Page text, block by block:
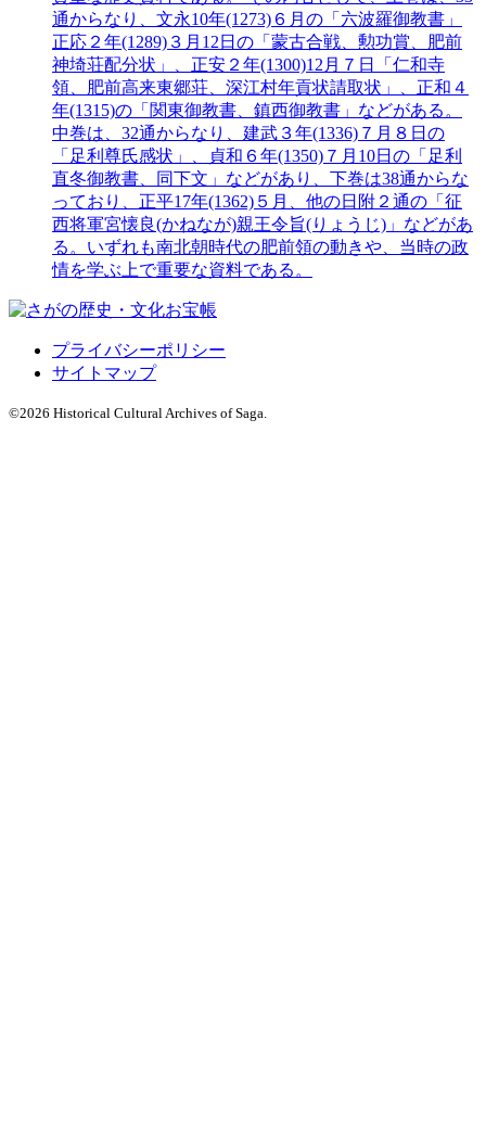
通からなり、文永10年(1273)６月の「六波羅御教書」
正応２年(1289)３月12日の「蒙古合戦、勲功賞、肥前
神埼荘配分状」、正安２年(1300)12月７日「仁和寺
領、肥前高来東郷荘、深江村年貢状請取状」、正和４
年(1315)の「関東御教書、鎮西御教書」などがある。
中巻は、32通からなり、建武３年(1336)７月８日の
「足利尊氏感状」、貞和６年(1350)７月10日の「足利
直冬御教書、同下文」などがあり、下巻は38通からな
っており、正平17年(1362)５月、他の日附２通の「征
西将軍宮懐良(かねなが)親王令旨(りょうじ)」などがあ
る。いずれも南北朝時代の肥前領の動きや、当時の政
情を学ぶ上で重要な資料である。
プライバシーポリシー
サイトマップ
©2026 Historical Cultural Archives of Saga.